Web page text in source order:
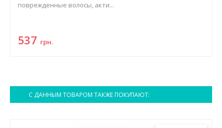
поврежденные волосы, акти...
537 грн.
С ДАННЫМ ТОВАРОМ ТАКЖЕ ПОКУПАЮТ: